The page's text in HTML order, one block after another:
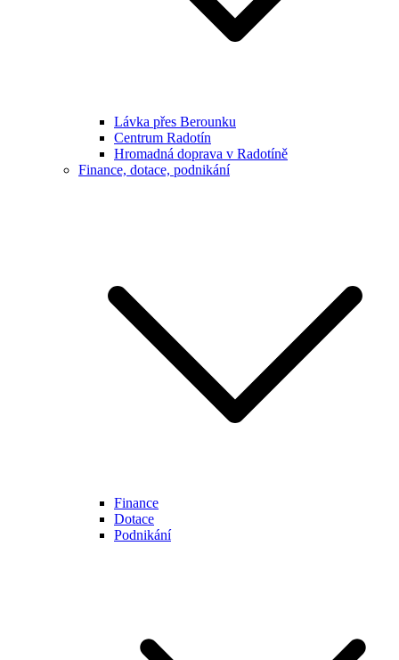
Lávka přes Berounku
Centrum Radotín
Hromadná doprava v Radotíně
Finance, dotace, podnikání
Finance
Dotace
Podnikání